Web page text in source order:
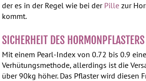
der es in der Regel wie bei der Pille zur
kommt.
SICHERHEIT DES HORMONPFLASTERS
Mit einem Pearl-Index von 0.72 bis 0.9
Verhütungsmethode, allerdings ist die
über 90kg höher. Das Pflaster wird diesen